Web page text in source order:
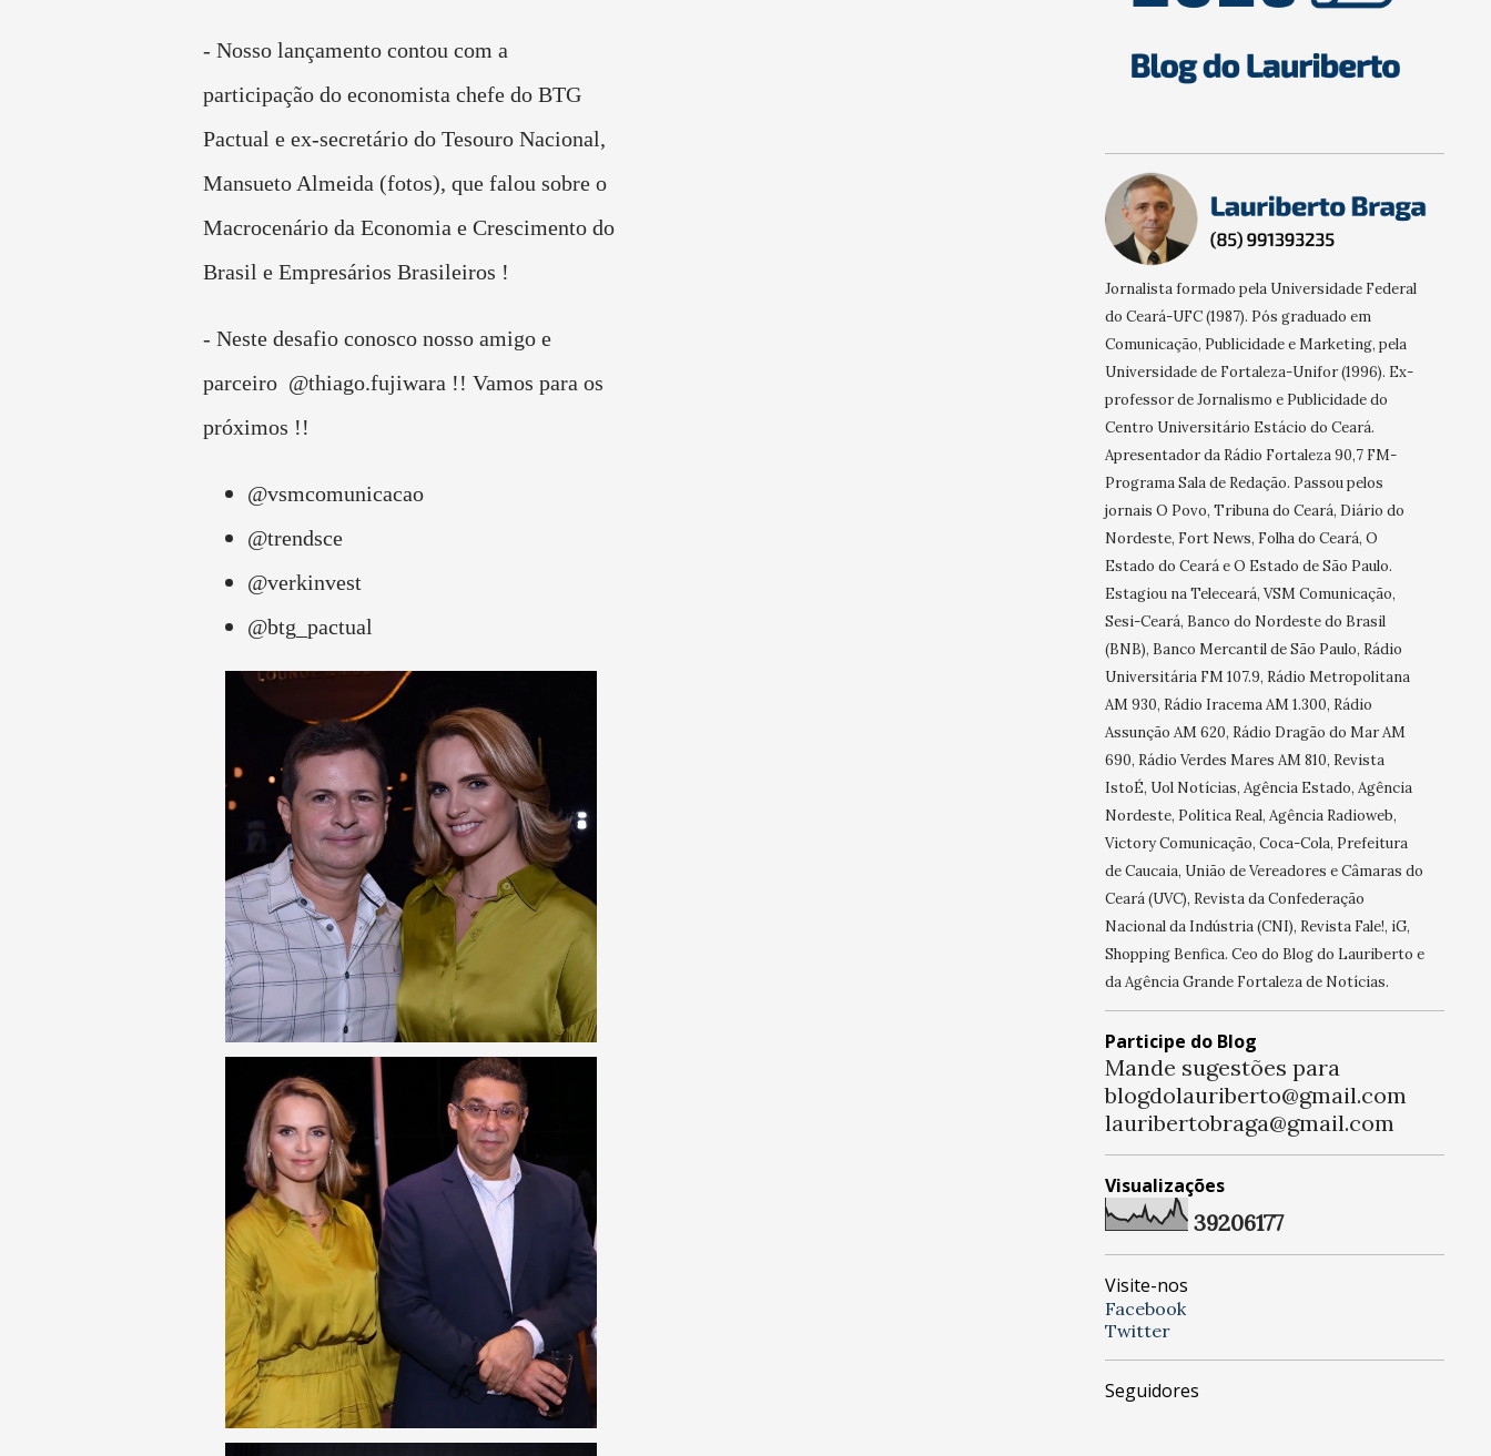
- Nosso lançamento contou com a
participação do economista chefe do BTG
Pactual e ex-secretário do Tesouro Nacional,
Mansueto Almeida (fotos), que falou sobre o
Macrocenário da Economia e Crescimento do
Brasil e Empresários Brasileiros !
- Neste desafio conosco nosso amigo e
parceiro @thiago.fujiwara !! Vamos para os
próximos !!
@vsmcomunicacao
@trendsce
@verkinvest
@btg_pactual
Jornalista formado pela Universidade Federal
do Ceará-UFC (1987). Pós graduado em
Comunicação, Publicidade e Marketing, pela
Universidade de Fortaleza-Unifor (1996). Ex-
professor de Jornalismo e Publicidade do
Centro Universitário Estácio do Ceará.
Apresentador da Rádio Fortaleza 90,7 FM-
Programa Sala de Redação. Passou pelos
jornais O Povo, Tribuna do Ceará, Diário do
Nordeste, Fort News, Folha do Ceará, O
Estado do Ceará e O Estado de São Paulo.
Estagiou na Teleceará, VSM Comunicação,
Sesi-Ceará, Banco do Nordeste do Brasil
(BNB), Banco Mercantil de São Paulo, Rádio
Universitária FM 107.9, Rádio Metropolitana
AM 930, Rádio Iracema AM 1.300, Rádio
Assunção AM 620, Rádio Dragão do Mar AM
690, Rádio Verdes Mares AM 810, Revista
IstoÉ, Uol Notícias, Agência Estado, Agência
Nordeste, Política Real, Agência Radioweb,
Victory Comunicação, Coca-Cola, Prefeitura
de Caucaia, União de Vereadores e Câmaras do
Ceará (UVC), Revista da Confederação
Nacional da Indústria (CNI), Revista Fale!, iG,
Shopping Benfica. Ceo do Blog do Lauriberto e
da Agência Grande Fortaleza de Notícias.
Participe do Blog
Mande sugestões para
blogdolauriberto@gmail.com
lauribertobraga@gmail.com
Visualizações
39206177
Visite-nos
Facebook
Twitter
Seguidores